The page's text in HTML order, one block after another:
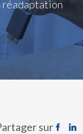
réadaptation
sur